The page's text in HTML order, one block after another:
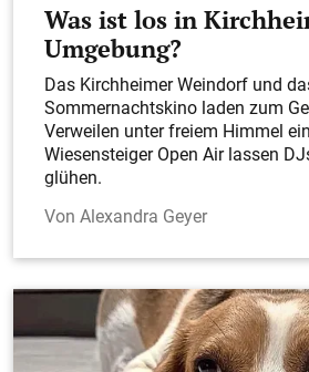
Was ist los in
Umgebung?
Das Kirchheimer Weindorf und
Sommernachtskino laden zum
Verweilen unter freiem Himmel
Wiesensteiger Open Air lassen
glühen.
Alexandra Geyer